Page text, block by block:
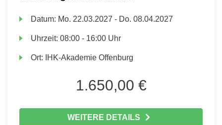
Datum: Mo. 22.03.2027 - Do. 08.04.2027
Uhrzeit:08:00 - 16:00 Uhr
Ort: IHK-Akademie Offenburg
1.650,00 €
WEITERE DETAILS